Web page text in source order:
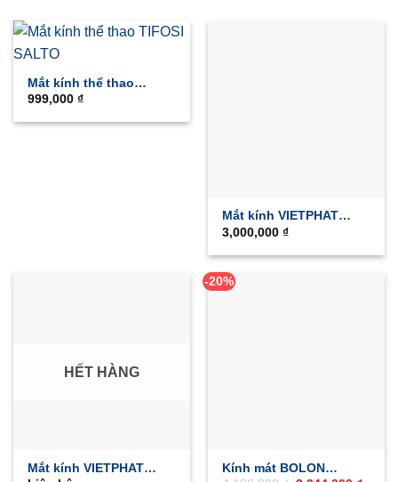
Mắt kính thể thao
TIFOSI SALTO
999,000₫
Mắt kính VIETPHAT
TAYCAN
3,000,000₫
HẾT HÀNG
Mắt kính VIETPHAT
-20%
Kính mát BOLON